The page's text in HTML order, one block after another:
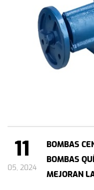
11
05, 2024
BOMBAS
BOMBAS
MEJORAN